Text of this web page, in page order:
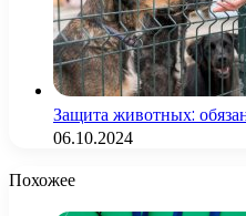
Защита животных:
06.10.2024
Похожее